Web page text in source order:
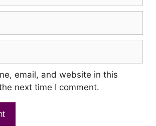
email, and website in this
next time I comment.